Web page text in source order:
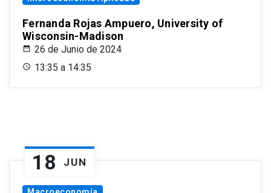
Fernanda Rojas Ampuero, University of
Wisconsin-Madison
26 de Junio de 2024
13:35 a 14:35
18 JUN